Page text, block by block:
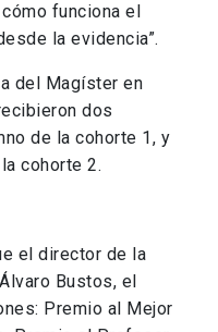
funciona el
la evidencia”.
del Magíster en
dos
de la cohorte 1, y
cohorte 2.
el director de la
Bustos, el
Premio al Mejor